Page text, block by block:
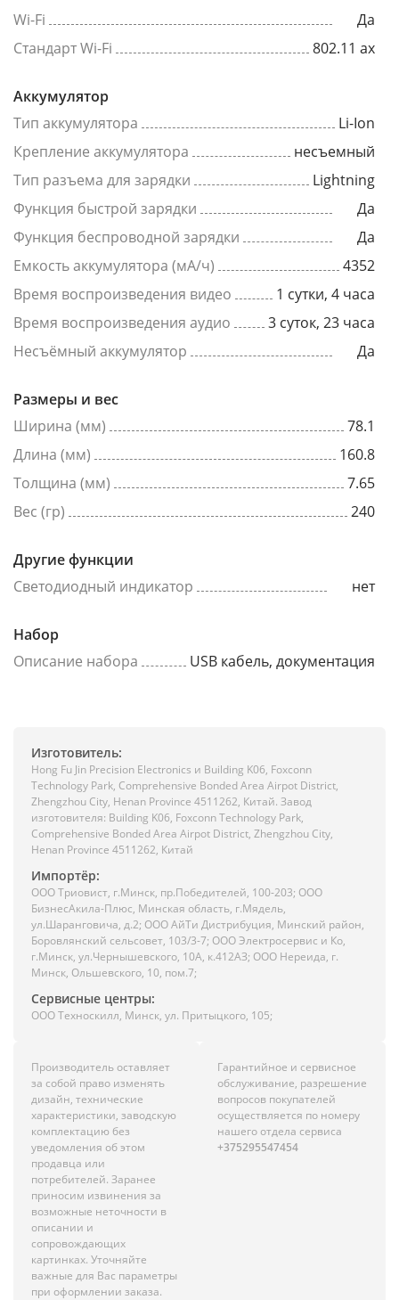
Wi-Fi
Да
Стандарт Wi-Fi
802.11 ax
Аккумулятор
Тип аккумулятора
Li-Ion
Крепление аккумулятора
несъемный
Тип разъема для зарядки
Lightning
Функция быстрой зарядки
Да
Функция беспроводной зарядки
Да
Емкость аккумулятора (мА/ч)
4352
Время воспроизведения видео
1 сутки, 4 часа
Время воспроизведения аудио
3 суток, 23 часа
Несъёмный аккумулятор
Да
Размеры и вес
Ширина (мм)
78.1
Длина (мм)
160.8
Толщина (мм)
7.65
Вес (гр)
240
Другие функции
Светодиодный индикатор
нет
Набор
Описание набора
USB кабель, документация
Изготовитель:
Hong Fu Jin Precision Electronics и Building K06, Foxconn
Technology Park, Comprehensive Bonded Area Airpot District,
Zhengzhou City, Henan Province 4511262, Китай. Завод
изготовителя: Building K06, Foxconn Technology Park,
Comprehensive Bonded Area Airpot District, Zhengzhou City,
Henan Province 4511262, Китай
Импортёр:
ООО Триовист, г.Минск, пр.Победителей, 100-203; ООО
БизнесАкила-Плюс, Минская область, г.Мядель,
ул.Шаранговича, д.2; ООО АйТи Дистрибуция, Минский район,
Боровлянский сельсовет, 103/3-7; ООО Электросервис и Ко,
г.Минск, ул.Чернышевского, 10А, к.412АЗ; ООО Нереида, г.
Минск, Ольшевского, 10, пом.7;
Сервисные центры:
ООО Техноскилл, Минск, ул. Притыцкого, 105;
Производитель оставляет
за собой право изменять
дизайн, технические
характеристики, заводскую
комплектацию без
уведомления об этом
продавца или
потребителей. Заранее
приносим извинения за
возможные неточности в
описании и
сопровождающих
картинках. Уточняйте
важные для Вас параметры
при оформлении заказа.
Гарантийное и сервисное
обслуживание, разрешение
вопросов покупателей
осуществляется по номеру
нашего отдела сервиса
+375295547454